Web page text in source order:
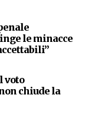
le minacce
voto
chiude la